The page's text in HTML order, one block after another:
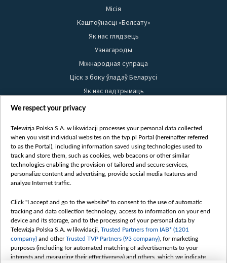
Місія
Каштоўнасці «Белсату»
Як нас глядзець
Узнагароды
Міжнародная супраца
Ціск з боку ўладаў Беларусі
Як нас падтрымаць
Правілы выкарыстання матэрыялаў
Бяспека
Youtube
Белсат news
Белсат Shorts
Жэстачайшы мульт
Belsat English
Biełsat PL
Белсат Now
Белсат History
We respect your privacy
Telewizja Polska S.A. w likwidacji processes your personal data collected
when you visit individual websites on the tvp.pl Portal (hereinafter referred
to as the Portal), including information saved using technologies used to
track and store them, such as cookies, web beacons or other similar
technologies enabling the provision of tailored and secure services,
personalize content and advertising, provide social media features and
analyze Internet traffic.
Click "I accept and go to the website" to consent to the use of automatic
tracking and data collection technology, access to information on your end
device and its storage, and to the processing of your personal data by
Telewizja Polska S.A. w likwidacji, Trusted Partners from IAB* (1201
company) and otherTrusted TVP Partners (93 company) , for marketing
purposes (including for automated matching of advertisements to your
interests and measuring their effectiveness) and others, which we indicate